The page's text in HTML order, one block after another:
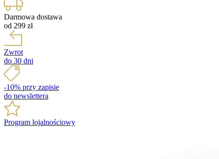
Darmowa dostawa
od 299 zł
Zwrot
do 30 dni
-10% przy zapisie
do newslettera
Program lojalnościowy